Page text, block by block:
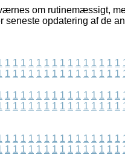
om rutinemæssigt,
opdatering af de
1 1 1 1 1 1 1 1 1 1 1 1 1 1 1
1 1 1 1 1 1 1 1 1 1 1 1 1 1 1
1 1 1 1 1 1 1 1 1 1 1 1 1 1 1
1 1 1 1 1 1 1 1 1 1 1 1 1 1 1
1 1 1 1 1 1 1 1 1 1 1 1 1 1 1
1 1 1 1 1 1 1 1 1 1 1 1 1 1 1